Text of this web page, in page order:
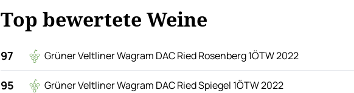
Top bewertete Weine
97 Grüner Veltliner Wagram DAC Ried Rosenberg 1ÖTW 2022
95 Grüner Veltliner Wagram DAC Ried Spiegel 1ÖTW 2022